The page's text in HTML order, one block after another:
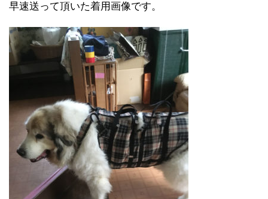
早速送って頂いた着用画像です。